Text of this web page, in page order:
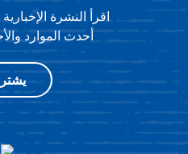
اقرأ النشرة
أحدث الموارد